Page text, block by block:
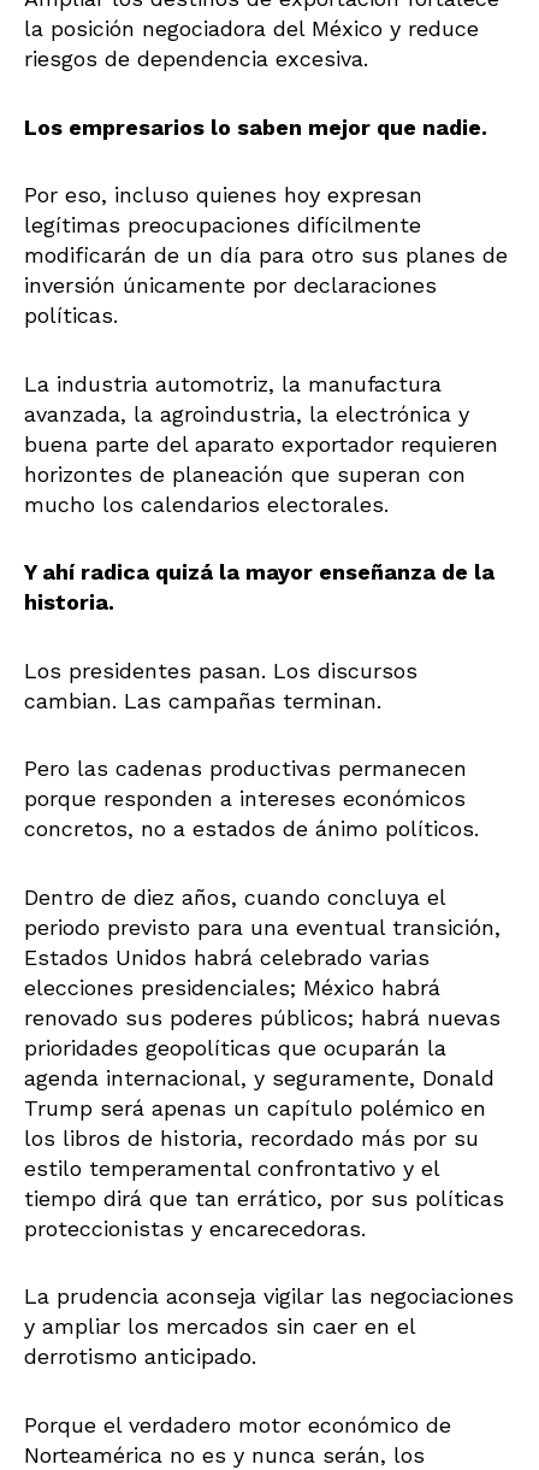
la posición negociadora del México y reduce
riesgos de dependencia excesiva.
Los empresarios lo saben mejor que nadie.
Por eso, incluso quienes hoy expresan
legítimas preocupaciones difícilmente
modificarán de un día para otro sus planes de
inversión únicamente por declaraciones
políticas.
La industria automotriz, la manufactura
avanzada, la agroindustria, la electrónica y
buena parte del aparato exportador requieren
horizontes de planeación que superan con
mucho los calendarios electorales.
Y ahí radica quizá la mayor enseñanza de la
historia.
Los presidentes pasan. Los discursos
cambian. Las campañas terminan.
Pero las cadenas productivas permanecen
porque responden a intereses económicos
concretos, no a estados de ánimo políticos.
Dentro de diez años, cuando concluya el
periodo previsto para una eventual transición,
Estados Unidos habrá celebrado varias
elecciones presidenciales; México habrá
renovado sus poderes públicos; habrá nuevas
prioridades geopolíticas que ocuparán la
agenda internacional, y seguramente, Donald
Trump será apenas un capítulo polémico en
los libros de historia, recordado más por su
estilo temperamental confrontativo y el
tiempo dirá que tan errático, por sus políticas
proteccionistas y encarecedoras.
La prudencia aconseja vigilar las negociaciones
y ampliar los mercados sin caer en el
derrotismo anticipado.
Porque el verdadero motor económico de
Norteamérica no es y nunca serán, los